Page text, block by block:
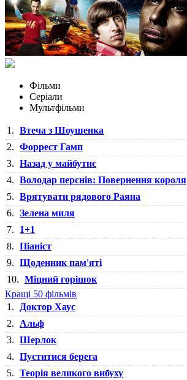
Фільми
Серіали
Мультфільми
1. Втеча з Шоушенка
2. Форрест Гамп
3. Назад у майбутнє
4. Володар перснів: Повернення короля
5. Врятувати рядового Раяна
6. Зелена миля
7.
1+1
8. Піаніст
9. Щоденник пам'яті
10. Міцний горішок
Кращі 50 фільмів
1.
Доктор Хаус
2.
Альф
3. Шерлок
4. Пуститися берега
5. Теорія великого вибуху